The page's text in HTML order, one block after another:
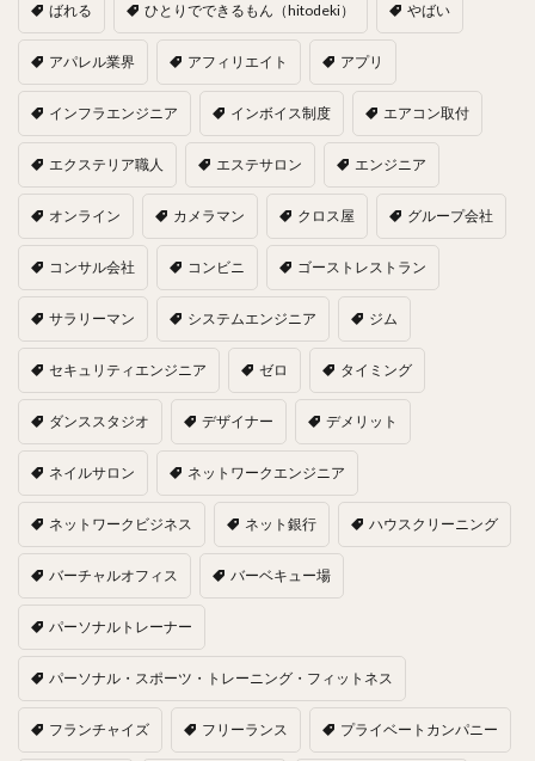
ばれる ひとりでできるもん（hitodeki） やばい
アパレル業界 アフィリエイト アプリ
インフラエンジニア インボイス制度 エアコン取付
エクステリア職人 エステサロン エンジニア
オンライン カメラマン クロス屋 グループ会社
コンサル会社 コンビニ ゴーストレストラン
サラリーマン システムエンジニア ジム
セキュリティエンジニア ゼロ タイミング
ダンススタジオ デザイナー デメリット
ネイルサロン ネットワークエンジニア
ネットワークビジネス ネット銀行 ハウスクリーニング
バーチャルオフィス バーベキュー場
パーソナルトレーナー
パーソナル・スポーツ・トレーニング・フィットネス
フランチャイズ フリーランス プライベートカンパニー